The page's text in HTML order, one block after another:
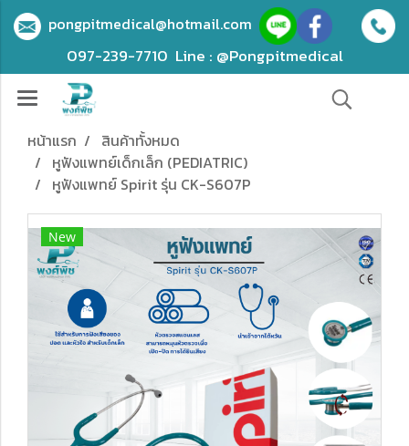
pongpitmedical@hotmail.com
097-239-7710 Line : @Pongpitmedical
หน้าแรก
สินค้าทั้งหมด
หูฟังแพทย์เด็กเล็ก (PEDIATRIC)
หูฟังแพทย์ Spirit รุ่น CK-S607P
New